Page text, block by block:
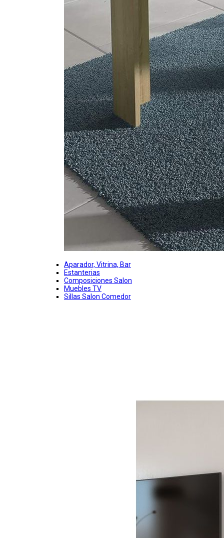
Aparador, Vitrina, Bar
Estanterias
Composiciones Salon
Muebles TV
Sillas Salon Comedor